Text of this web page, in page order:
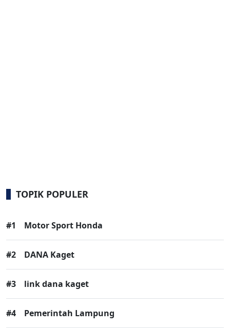
TOPIK POPULER
#1 Motor Sport Honda
#2 DANA Kaget
#3 link dana kaget
#4 Pemerintah Lampung